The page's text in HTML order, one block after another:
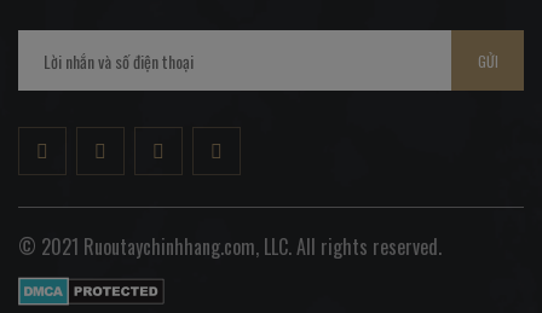
GỬI
© 2021 Ruoutaychinhhang.com, LLC. All rights reserved.